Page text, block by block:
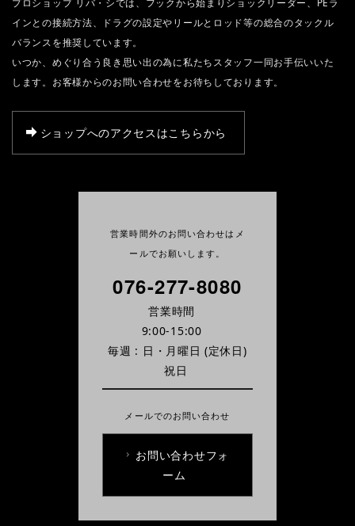
インとの接続方法、ドラグの設定やリールとロッド等の総合のタックル
バランスを推奨しています。
いつか、めぐり合う良き思い出の為に私たちスタッフ一同お手伝いいた
します。お客様からのお問い合わせをお待ちしております。
ショップへのアクセスはこちらから
営業時間外のお問い合わせはメ
ールでお願いします。
076-277-8080
営業時間
9:00-15:00
毎週 : 日・月曜日 (定休日)
祝日
メールでのお問い合わせ
お問い合わせフォ
ーム